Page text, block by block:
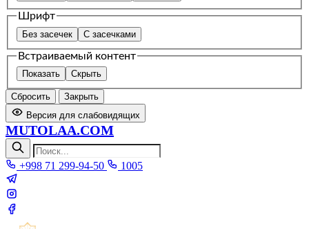
Шрифт
Без засечек С засечками
Встраиваемый контент
Показать Скрыть
Сбросить
Закрыть
Версия для слабовидящих
MUTOLAA.COM
+998 71 299-94-50 1005